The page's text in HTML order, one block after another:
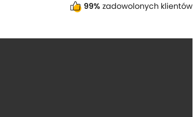
99% zadowolonych klientów